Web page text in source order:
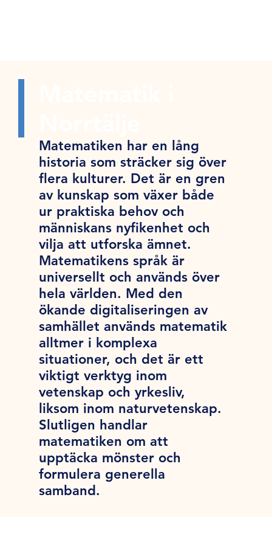
Matematiken har en lång
historia som sträcker sig över
flera kulturer. Det är en gren
av kunskap som växer både
ur praktiska behov och
människans nyfikenhet och
vilja att utforska ämnet.
Matematikens språk är
universellt och används över
hela världen. Med den
ökande digitaliseringen av
samhället används matematik
alltmer i komplexa
situationer, och det är ett
viktigt verktyg inom
vetenskap och yrkesliv,
liksom inom naturvetenskap.
Slutligen handlar
matematiken om att
upptäcka mönster och
formulera generella
samband.